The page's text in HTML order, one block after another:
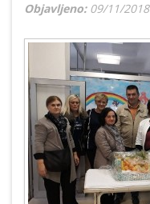
Objavljeno: 09/11/2018